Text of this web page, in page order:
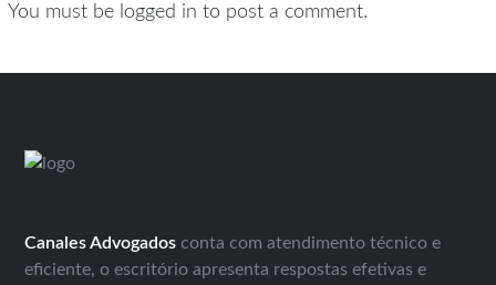
You must be logged in to post a comment.
Canales Advogados conta com atendimento técnico e
eficiente, o escritório apresenta respostas efetivas e